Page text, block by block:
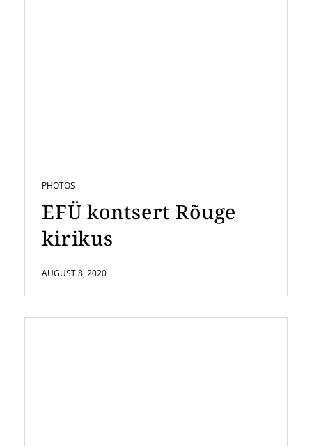
PHOTOS
EFÜ kontsert Rõuge
kirikus
AUGUST 8, 2020